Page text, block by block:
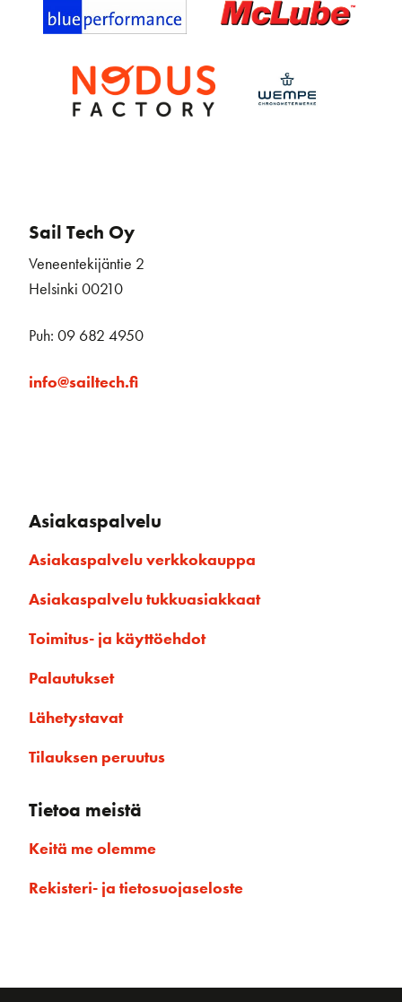
Sail Tech Oy
Veneentekijäntie 2
Helsinki 00210
Puh: 09 682 4950
info@sailtech.fi
Asiakaspalvelu
Asiakaspalvelu verkkokauppa
Asiakaspalvelu tukkuasiakkaat
Toimitus- ja käyttöehdot
Palautukset
Lähetystavat
Tilauksen peruutus
Tietoa meistä
Keitä me olemme
Rekisteri- ja tietosuojaseloste